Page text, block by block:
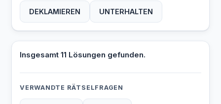
DEKLAMIEREN UNTERHALTEN
Insgesamt 11 Lösungen gefunden.
VERWANDTE RÄTSELFRAGEN